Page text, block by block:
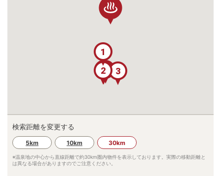
1
2
3
4
5
6
検索距離を変更する
5km 10km 30km
※温泉地の中心から直線距離で約30km圏内物件を表示しております。実際の移動距離と
は異なる場合がありますのでご注意ください。